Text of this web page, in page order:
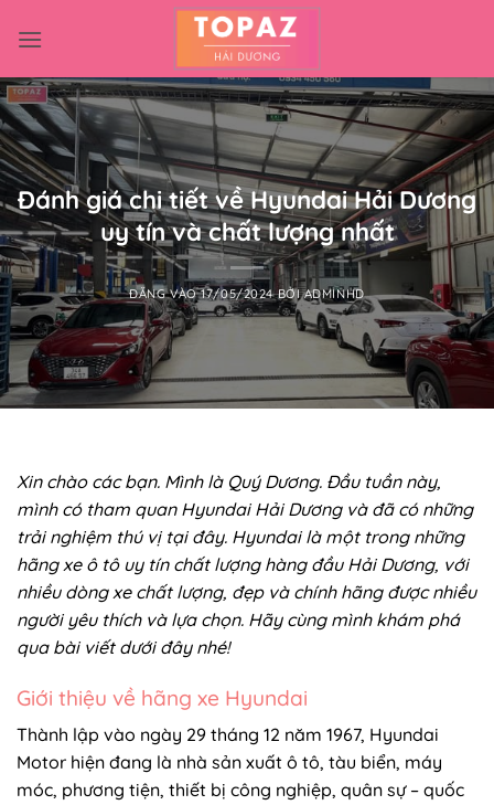
qua
dung
Đánh giá chi tiết về Hyundai Hải Dương
uy tín và chất lượng nhất
ĐĂNG VÀO17/05/2024 BỞIADMINHD
Xin chào các bạn. Mình là Quý Dương. Đầu tuần này,
mình có tham quan Hyundai Hải Dương và đã có những
trải nghiệm thú vị tại đây. Hyundai là một trong những
hãng xe ô tô uy tín chất lượng hàng đầu Hải Dương, với
nhiều dòng xe chất lượng, đẹp và chính hãng được nhiều
người yêu thích và lựa chọn. Hãy cùng mình khám phá
qua bài viết dưới đây nhé!
Giới thiệu về hãng xe Hyundai
Thành lập vào ngày 29 tháng 12 năm 1967, Hyundai
Motor hiện đang là nhà sản xuất ô tô, tàu biển, máy
móc, phương tiện, thiết bị công nghiệp, quân sự – quốc